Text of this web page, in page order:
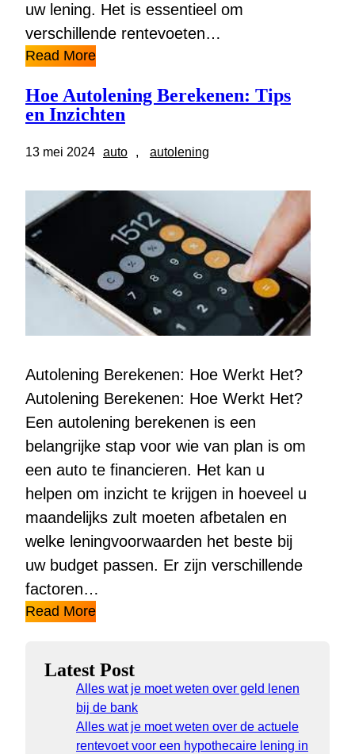
uw lening. Het is essentieel om
verschillende rentevoeten…
Read More
Hoe Autolening Berekenen: Tips
en Inzichten
13 mei 2024 auto , autolening
Autolening Berekenen: Hoe Werkt Het?
Autolening Berekenen: Hoe Werkt Het?
Een autolening berekenen is een
belangrijke stap voor wie van plan is om
een auto te financieren. Het kan u
helpen om inzicht te krijgen in hoeveel u
maandelijks zult moeten afbetalen en
welke leningvoorwaarden het beste bij
uw budget passen. Er zijn verschillende
factoren…
Read More
Latest Post
Alles wat je moet weten over geld lenen
bij de bank
Alles wat je moet weten over de actuele
rentevoet voor een hypothecaire lening in